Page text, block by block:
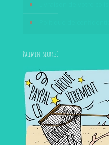
Paiement sécurisé